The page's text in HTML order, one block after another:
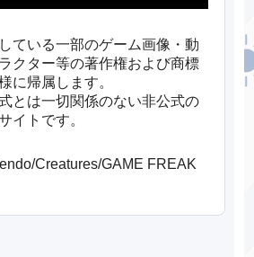
ている一部のゲーム画像・動
クター等の著作権および商標
に帰属します。
とは一切関係のない非公式の
イトです。
Creatures/GAME FREAK